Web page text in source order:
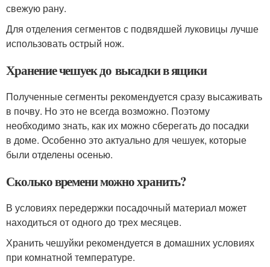
свежую рану.
Для отделения сегментов с подвядшей луковицы лучше
использовать острый нож.
Хранение чешуек до высадки в ящики
Полученные сегменты рекомендуется сразу высаживать
в почву. Но это не всегда возможно. Поэтому
необходимо знать, как их можно сберегать до посадки
в доме. Особенно это актуально для чешуек, которые
были отделены осенью.
Сколько времени можно хранить?
В условиях передержки посадочный материал может
находиться от одного до трех месяцев.
Хранить чешуйки рекомендуется в домашних условиях
при комнатной температуре.